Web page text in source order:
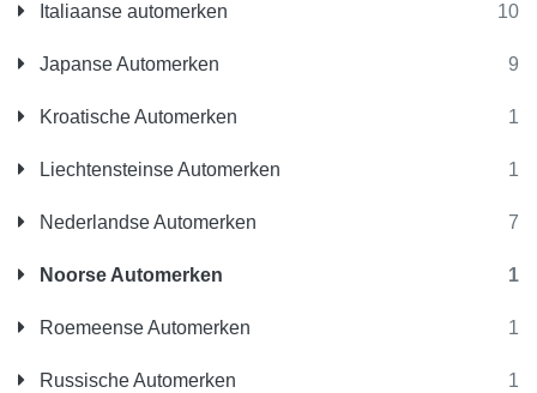
Italiaanse automerken 10
Japanse Automerken 9
Kroatische Automerken 1
Liechtensteinse Automerken 1
Nederlandse Automerken 7
Noorse Automerken 1
Roemeense Automerken 1
Russische Automerken 1